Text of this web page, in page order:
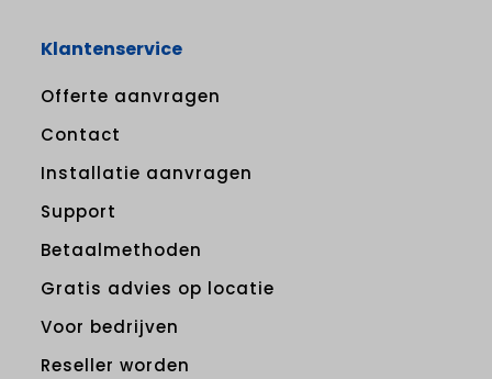
Klantenservice
Offerte aanvragen
Contact
Installatie aanvragen
Support
Betaalmethoden
Gratis advies op locatie
Voor bedrijven
Reseller worden